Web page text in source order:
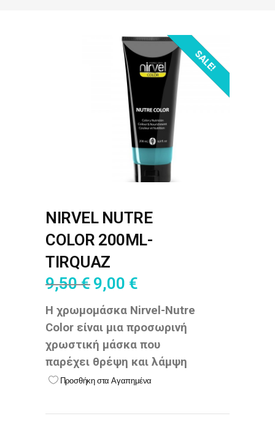
OUT OF STOCK!
SALE!
NIRVEL NUTRE
COLOR 200ML-
TIRQUAZ
9,50€ 9,00 €
Η χρωμομάσκα Nirvel-Nutre
Color είναι μια προσωρινή
χρωστική μάσκα που
παρέχει θρέψη και λάμψη
Προσθήκη στα Αγαπημένα